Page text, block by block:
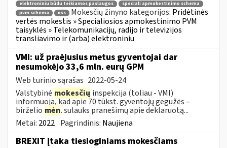
elektroniniu būdu teikiamos paslaugos
speciali apmokestinimo schema
pvm schema
oss Mokesčių žinyno kategorijos: Pridėtinės
vertės mokestis » Specialiosios apmokestinimo PVM
taisyklės » Telekomunikacijų, radijo ir televizijos
transliavimo ir (arba) elektroniniu
VMI: už praėjusius metus gyventojai dar
nesumokėjo 33,6 mln. eurų GPM
Web turinio sąrašas 2022-05-24
Valstybinė mokesčių inspekcija (toliau - VMI)
informuoja, kad apie 70 tūkst. gyventojų gegužės –
birželio mėn. sulauks pranešimų apie deklaruotą...
Metai: 2022 Pagrindinis: Naujiena
BREXIT įtaka tiesioginiams mokesčiams